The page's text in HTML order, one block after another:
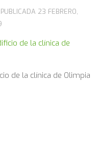
PUBLICADA 23 FEBRERO,
de la clínica de Olimpia